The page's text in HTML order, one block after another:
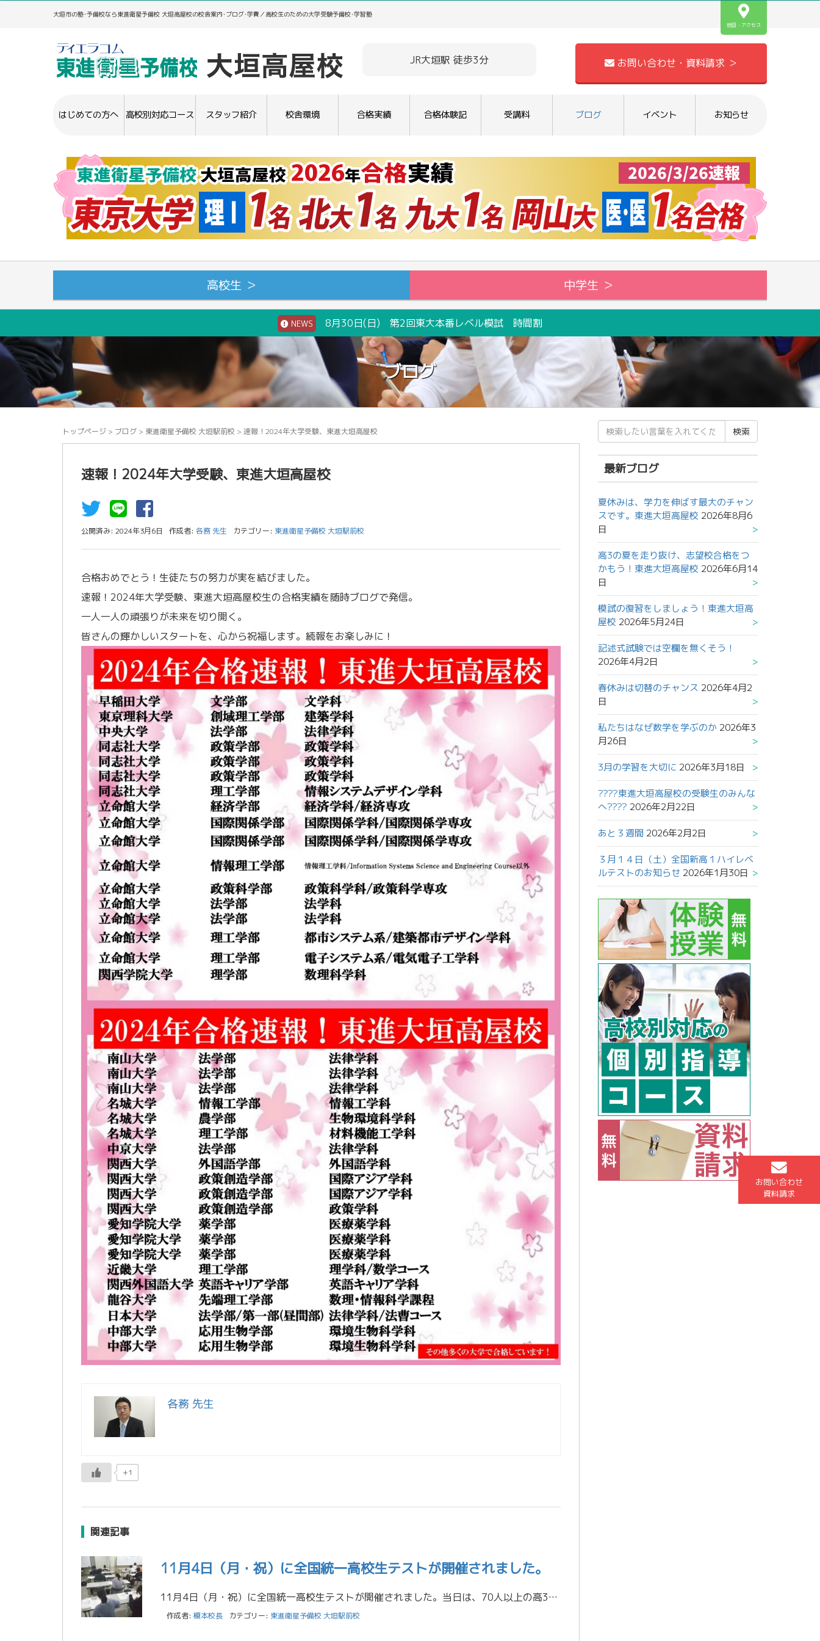
大垣市の塾･予備校なら東進衛星予備校 大垣高屋校の校舎案内･ブログ･学費／高校生のための大学受験予備校･学習塾
地図・アクセス
JR大垣駅 徒歩3分 お問い合わせ・資料請求 ＞
はじめての方へ 高校別対応コース スタッフ紹介 校舎環境 合格実績 合格体験記 受講料 ブログ イベント お知らせ
高校生 ＞ 中学生 ＞
お問い合わせ
資料請求
NEWS 8月30日(日) 第2回東大本番レベル模試 時間割
ブログ
トップページ > ブログ > 東進衛星予備校 大垣駅前校 > 速報！2024年大学受験、東進大垣高屋校
速報！2024年大学受験、東進大垣高屋校
公開済み: 2024年3月6日 作成者: 各務 先生 カテゴリー: 東進衛星予備校 大垣駅前校
合格おめでとう！生徒たちの努力が実を結びました。
速報！2024年大学受験、東進大垣高屋校生の合格実績を随時ブログで発信。
一人一人の頑張りが未来を切り開く。
皆さんの輝かしいスタートを、心から祝福します。続報をお楽しみに！
各務 先生
+1
関連記事
11月4日（月・祝）に全国統一高校生テストが開催されました。
11月4日（月・祝）に全国統一高校生テストが開催されました。当日は、70人以上の高3生が集まり、一生懸命テストに挑戦しました。また、高1・2生も、部活や他の模試で忙しい中にもかかわらず、多くの生徒が参加してくれました。皆 […]
作成者: 榎本校長 カテゴリー: 東進衛星予備校 大垣駅前校
検
索
結
果:
最新ブログ
夏休みは、学力を伸ばす最大のチャン
スです。東進大垣高屋校 2026年8月6
日
高3の夏を走り抜け、志望校合格をつ
かもう！東進大垣高屋校 2026年6月14
日
模試の復習をしましょう！東進大垣高
屋校 2026年5月24日
記述式試験では空欄を無くそう！
2026年4月2日
春休みは切替のチャンス 2026年4月2
日
私たちはなぜ数学を学ぶのか 2026年3
月26日
3月の学習を大切に 2026年3月18日
????東進大垣高屋校の受験生のみんな
へ???? 2026年2月22日
あと３週間 2026年2月2日
３月１４日（土）全国新高１ハイレベ
ルテストのお知らせ 2026年1月30日